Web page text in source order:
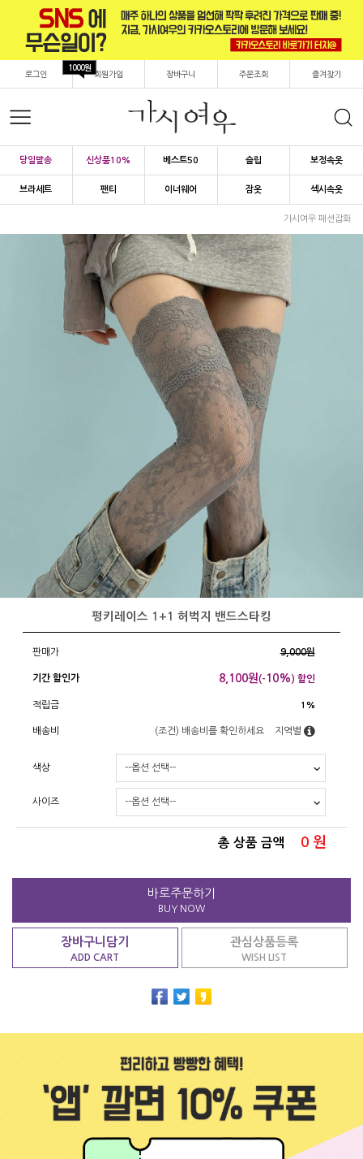
로그인 회원가입
1000원
장바구니 주문조회 즐겨찾기
당일발송 신상품10% 베스트50 슬립 보정속옷
브라세트 팬티 이너웨어 잠옷 섹시속옷
가시여우 패션잡화
펑키레이스 1+1 허벅지 밴드스타킹
판매가 9,000원
기간 할인가 8,100원(- 10%) 할인
적립금 1%
배송비 (조건) 배송비를 확인하세요 지역별
색상
사이즈
총 상품 금액 0 원
바로주문하기
BUY NOW
장바구니담기
ADD CART
관심상품등록
WISH LIST